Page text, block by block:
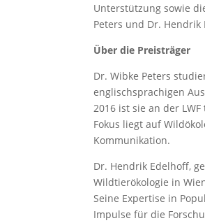
Unterstützung sowie
Peters und Dr.
Über die Preisträger
Dr. Wibke Peters
englischsprachigen
2016 ist sie an der
Fokus liegt auf
Kommunikation.
Dr. Hendrik Edelhoff,
Wildtierökologie in
Seine Expertise in
Impulse für die